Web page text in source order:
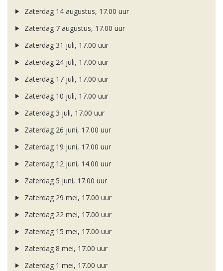
Zaterdag 14 augustus, 17.00 uur
Zaterdag 7 augustus, 17.00 uur
Zaterdag 31 juli, 17.00 uur
Zaterdag 24 juli, 17.00 uur
Zaterdag 17 juli, 17.00 uur
Zaterdag 10 juli, 17.00 uur
Zaterdag 3 juli, 17.00 uur
Zaterdag 26 juni, 17.00 uur
Zaterdag 19 juni, 17.00 uur
Zaterdag 12 juni, 14.00 uur
Zaterdag 5 juni, 17.00 uur
Zaterdag 29 mei, 17.00 uur
Zaterdag 22 mei, 17.00 uur
Zaterdag 15 mei, 17.00 uur
Zaterdag 8 mei, 17.00 uur
Zaterdag 1 mei, 17.00 uur